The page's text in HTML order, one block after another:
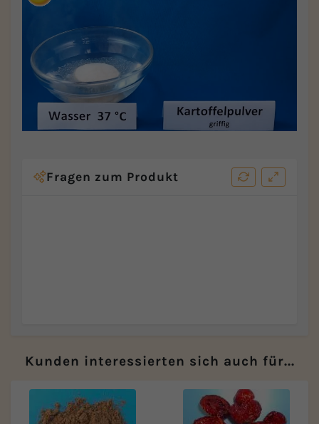
Fragen zum Produkt
Kunden interessierten sich auch für...